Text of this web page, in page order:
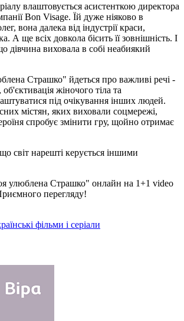
влаштовується асистенткою директора
Bon Visage. Їй дуже ніяково в
вона далека від індустрії краси,
А ще всіх довкола бісить її зовнішність. І
дівчина виховала в собі неабиякий
Страшко" йдеться про важливі речі -
жіночого тіла та
під очікування інших людей.
містян, яких виховали соцмережі,
спробує змінити гру, щойно отримає
світ нарешті керується іншими
улюблена Страшко" онлайн на 1+1 video
перегляду!
фільми і серіали